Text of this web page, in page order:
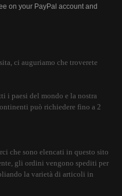
on your PayPal account and
ci auguriamo che troverete
i paesi del mondo e la nostra
può richiedere fino a 2
che sono elencati in questo sito
gli ordini vengono spediti per
la varietà di articoli in